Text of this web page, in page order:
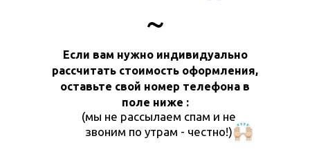
~
Если вам нужно индивидуально
рассчитать стоимость оформления,
оставьте свой номер телефона в
поле ниже :
(мы не рассылаем спам и не
звоним по утрам - честно!)